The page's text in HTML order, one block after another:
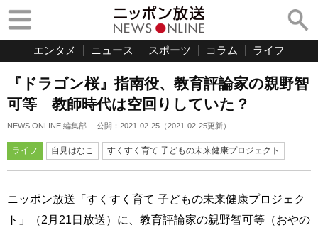
エンタメ ニュース スポーツ コラム ライフ
『ドラゴン桜』指南役、教育評論家の親野智
可等 教師時代は空回りしていた？
NEWS ONLINE 編集部 公開： 2021-02-25 （2021-02-25更新）
ライフ 自見はなこ すくすく育て 子どもの未来健康プロジェクト
ニッポン放送「すくすく育て 子どもの未来健康プロジェク
ト」（2月21日放送）に、教育評論家の親野智可等（おやの